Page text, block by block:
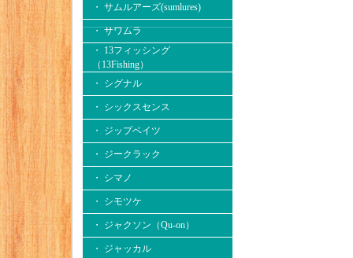
・ サムルアーズ(sumlures)
・ サワムラ
・ 13フィッシング
（13Fishing）
・ シグナル
・ シックスセンス
・ ジップベイツ
・ ジークラック
・ シマノ
・ シモツケ
・ ジャクソン（Qu-on）
・ ジャッカル